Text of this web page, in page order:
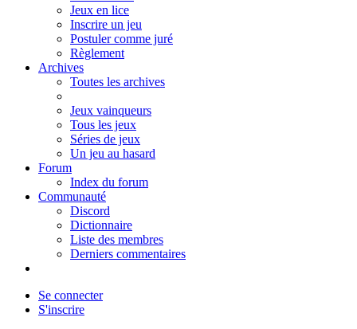
Jeux en lice
Inscrire un jeu
Postuler comme juré
Règlement
Archives
Toutes les archives
Jeux vainqueurs
Tous les jeux
Séries de jeux
Un jeu au hasard
Forum
Index du forum
Communauté
Discord
Dictionnaire
Liste des membres
Derniers commentaires
Se connecter
S'inscrire